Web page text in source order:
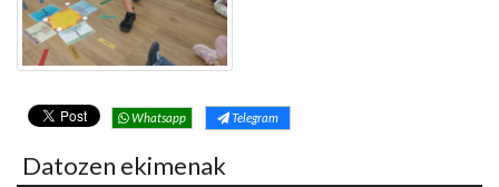
Whatsapp Telegram
Datozen ekimenak